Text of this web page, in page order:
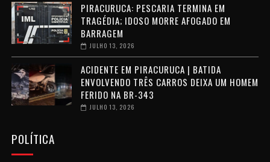
PIRACURUCA: PESCARIA TERMINA EM
TRAGÉDIA; IDOSO MORRE AFOGADO EM
BARRAGEM
JULHO 13, 2026
ACIDENTE EM PIRACURUCA | BATIDA
ENVOLVENDO TRÊS CARROS DEIXA UM HOMEM
FERIDO NA BR-343
JULHO 13, 2026
POLÍTICA